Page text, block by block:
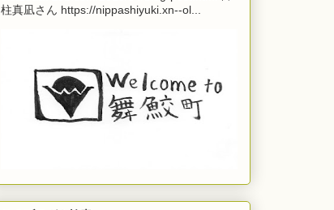
柱真凪さん https://nippashiyuki.xn--ol...